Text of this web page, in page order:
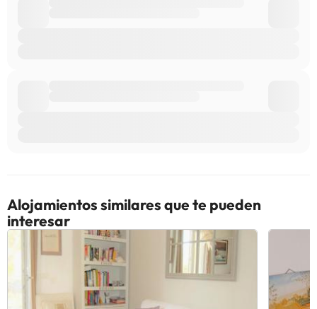
Alojamientos similares que te pueden
interesar